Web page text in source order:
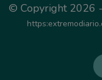
© Copyright 2026